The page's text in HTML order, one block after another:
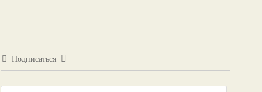
Подписаться